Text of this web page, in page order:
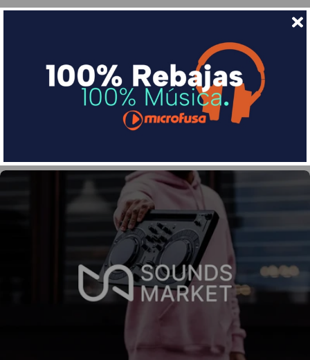
Divide en 3 sin coste o hasta en 18 meses por una
pequeña cuota al mes con Sequra
Más info